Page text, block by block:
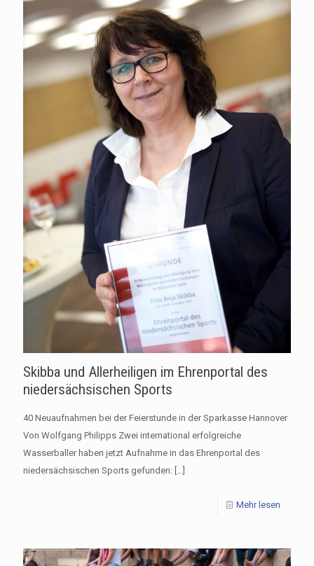
Skibba und Allerheiligen im Ehrenportal des
niedersächsischen Sports
40 Neuaufnahmen bei der Feierstunde in der Sparkasse Hannover
Von Wolfgang Philipps Zwei international erfolgreiche
Wasserballer haben jetzt Aufnahme in das Ehrenportal des
niedersächsischen Sports gefunden:
Mehr lesen